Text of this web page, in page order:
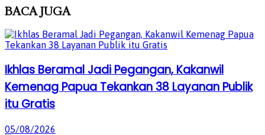
BACAJUGA
Ikhlas Beramal Jadi Pegangan, Kakanwil
Kemenag Papua Tekankan 38 Layanan Publik
itu Gratis
05/08/2026